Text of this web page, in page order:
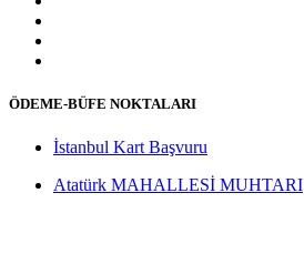
ÖDEME-BÜFE NOKTALARI
İstanbul Kart Başvuru
Atatürk MAHALLESİ MUHTARI